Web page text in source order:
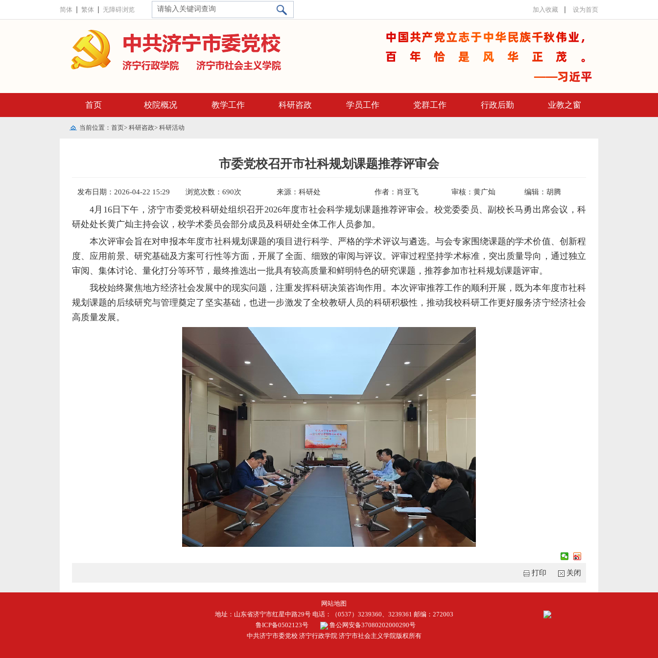
简体 繁体 无障碍浏览 设为首页
加入收藏
首页 校院概况 教学工作 科研咨政 学员工作 党群工作 行政后勤 业教之窗
当前位置： 首页> 科研咨政> 科研活动
市委党校召开市社科规划课题推荐评审会
发布日期：2026-04-22 15:29 浏览次数： 690次 来源： 科研处 作者： 肖亚飞 审核： 黄广灿 编辑：胡腾
4月16日下午，济宁市委党校科研处组织召开2026年度市社会科学规划课题推荐评审会。校党委委员、副校长马勇出席会议，科
研处处长黄广灿主持会议，校学术委员会部分成员及科研处全体工作人员参加。
本次评审会旨在对申报本年度市社科规划课题的项目进行科学、严格的学术评议与遴选。与会专家围绕课题的学术价值、创新程
度、应用前景、研究基础及方案可行性等方面，开展了全面、细致的审阅与评议。评审过程坚持学术标准，突出质量导向，通过独立
审阅、集体讨论、量化打分等环节，最终推选出一批具有较高质量和鲜明特色的研究课题，推荐参加市社科规划课题评审。
我校始终聚焦地方经济社会发展中的现实问题，注重发挥科研决策咨询作用。本次评审推荐工作的顺利开展，既为本年度市社科
规划课题的后续研究与管理奠定了坚实基础，也进一步激发了全校教研人员的科研积极性，推动我校科研工作更好服务济宁经济社会
高质量发展。
打印 关闭
网站地图
地址：山东省济宁市红星中路29号 电话：（0537）3239360、3239361 邮编：272003
鲁ICP备0502123号
鲁公网安备37080202000290号
中共济宁市委党校 济宁行政学院 济宁市社会主义学院版权所有